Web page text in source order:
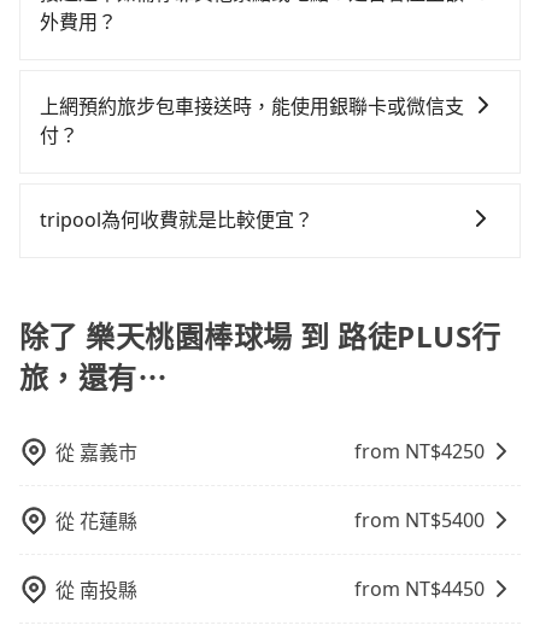
要乘車，也可參考tripool的拼車共乘服務，最多可再節
凹的車門仍未被修理，每一次租車都好像在開樂透一
車位，對於急著用車或者要載其他乘客的人來說就有不
小的風險。最後，雖然路邊隨租隨還看似方便，但實際
就顯得非常不便。
行照不符，連司機的駕照都會不符。在路上被警察盤查
給賭上。通常人數沒有超過10位，建議預約一台九人座
與一台小轎車比較划算，如人數超過12位就一定是叫一
台確認。
訂購時填寫的數量。請務必確實填寫當日實際攜帶的行
童的安全，依道路交通安全規則規定，四歲以下的孩童
必須乘坐兒童座椅。 3) 搭乘寵物友善專車卻沒有裝籠。
外費用？
靠，您可以參考我們的「加點服務」，每個點距離在 5
公里內，需額外支付 200 元，且每個點最多停留 5 分
外支付費用。
上網預約旅步包車接送時，能使用銀聯卡或微信支
付？
種付款方式，其他付款方式目前暫時不支援。
tripool為何收費就是比較便宜？
因為司機素質比較差、車上會有煙味、或者車齡過大，
但事實恰恰相反。tripool不僅有嚴密的篩選機制，定期
淘汰顧客評分較低的司機，且車輛均要求5年內新車，司
配戴口罩。tripool之所以能將價格壓在市價7~8折的主
因來自於自行研發的AI車輛調度演算法，能有效降低空
車率，也就是提高俗稱「回頭車」的比例。這不僅體現
在成本的控制，更是在傳統旺季（年假、端午、中秋、
用到不熟悉的司機或者轉單給其他車行的情況比同行更
除了 樂天桃園棒球場 到 路徒PLUS行
旅，還有⋯
從 嘉義市 from NT$4250
從花蓮縣 from NT$5400
從 南投縣 from NT$4450